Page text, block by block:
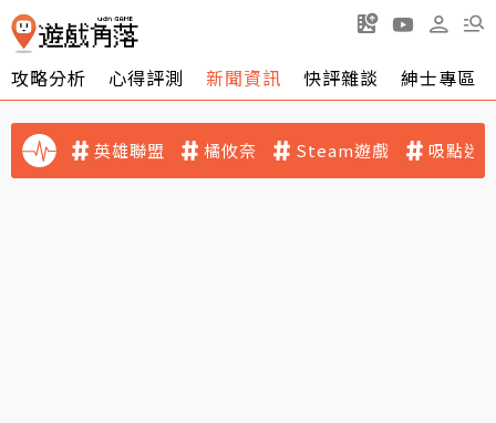
攻略分析 心得評測 新聞資訊 快評雜談 紳士專區
英雄聯盟 橘攸奈 Steam遊戲 吸點迷